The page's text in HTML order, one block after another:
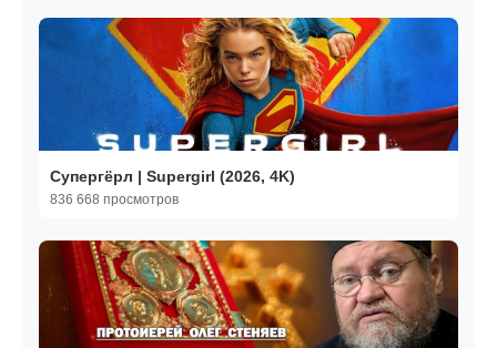
Супергёрл | Supergirl (2026, 4K)
836 668 просмотров